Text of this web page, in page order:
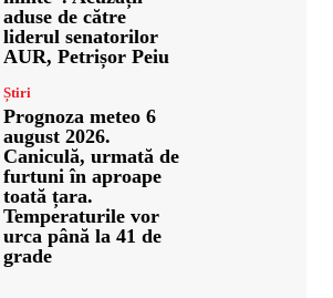
aduse de către
liderul senatorilor
AUR, Petrișor Peiu
Știri
Prognoza meteo 6
august 2026.
Caniculă, urmată de
furtuni în aproape
toată țara.
Temperaturile vor
urca până la 41 de
grade